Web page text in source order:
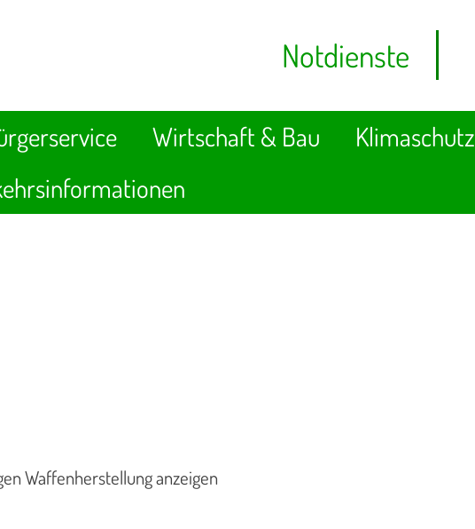
Notdienste
Wirtschaft & Bau Klimaschutz
Waffenherstellung anzeigen